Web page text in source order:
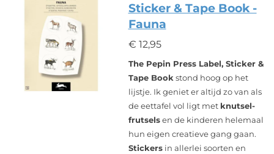
Sticker & Tape Book -
Fauna
€ 12,95
The Pepin Press Label, Sticker &
Tape Book stond hoog op het
lijstje. Ik geniet er altijd zo van als
de eettafel vol ligt met knutsel-
frutselsen de kinderen helemaal
hun eigen creatieve gang gaan.
Stickersin allerlei soorten en